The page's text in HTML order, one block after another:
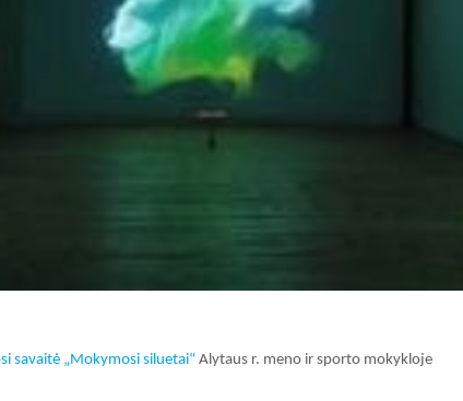
savaitė „Mokymosi siluetai“ Alytaus r. meno ir sporto mokykloje